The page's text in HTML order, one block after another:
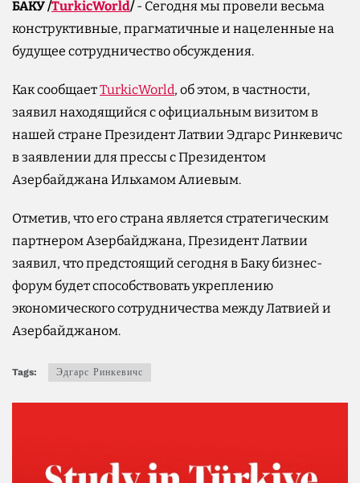
БАКУ /TurkicWorld/- Сегодня мы провели весьма
конструктивные, прагматичные и нацеленные на
будущее сотрудничество обсуждения.
Как сообщаетTurkicWorld, об этом, в частности,
заявил находящийся с официальным визитом в
нашей стране Президент Латвии Эдгарс Ринкевичс
в заявлении для прессы с Президентом
Азербайджана Ильхамом Алиевым.
Отметив, что его страна является стратегическим
партнером Азербайджана, Президент Латвии
заявил, что предстоящий сегодня в Баку бизнес-
форум будет способствовать укреплению
экономического сотрудничества между Латвией и
Азербайджаном.
Tags: Эдгарс Ринкевичс